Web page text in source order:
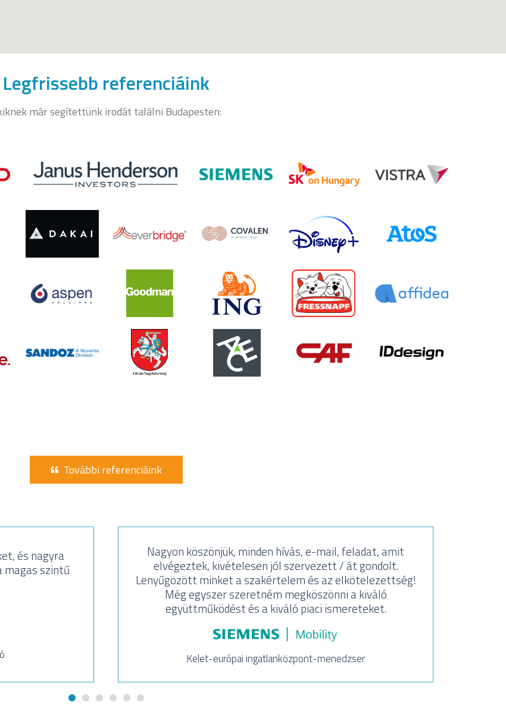
Legfrissebb referenciáink
már segítettünk irodát találni Budapesten:
További referenciáink
és nagyra
szintű
Nagyon köszönjük, minden hívás, e-mail, feladat, amit
elvégeztek, kivételesen jól szervezett / át gondolt.
Lenyűgözött minket a szakértelem és az elkötelezettség!
Még egyszer szeretném megköszönni a kiváló
együttműködést és a kiváló piaci ismereteket.
Kelet-európai ingatlanközpont-menedzser